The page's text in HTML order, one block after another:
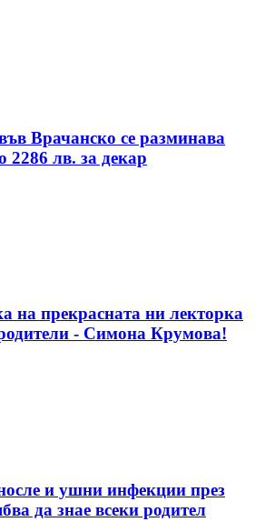
Врачанско се разминава
2286 лв. за декар
на прекрасната ни лекторка
- Симона Крумова!
и ушни инфекции през
да знае всеки родител